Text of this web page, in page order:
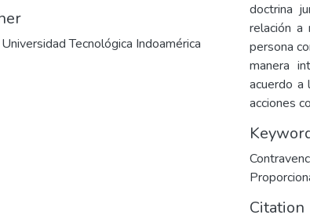
Tecnológica Indoamérica
doctrina
relación a
persona
manera
acuerdo a
acciones
Citation